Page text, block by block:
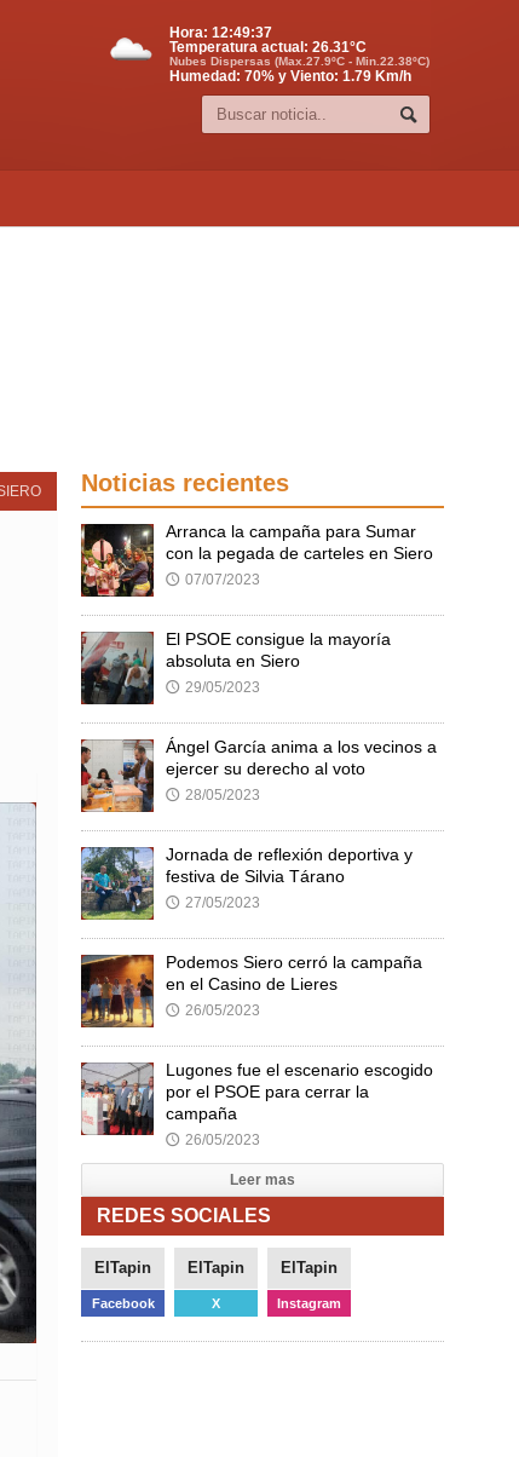
Hora: 12:49:37
Temperatura actual: 26.31°C
Nubes Dispersas (Max.27.9ºC - Min.22.38ºC)
Humedad: 70% y Viento: 1.79 Km/h
Noticias recientes
Arranca la campaña para Sumar
con la pegada de carteles en Siero
🕔 07/07/2023
El PSOE consigue la mayoría
absoluta en Siero
🕔 29/05/2023
Ángel García anima a los vecinos a
ejercer su derecho al voto
🕔 28/05/2023
Jornada de reflexión deportiva y
festiva de Silvia Tárano
🕔 27/05/2023
Podemos Siero cerró la campaña
en el Casino de Lieres
🕔 26/05/2023
Lugones fue el escenario escogido
por el PSOE para cerrar la
campaña
🕔 26/05/2023
Leer mas
REDES SOCIALES
ElTapin
Facebook
ElTapin
X
ElTapin
Instagram